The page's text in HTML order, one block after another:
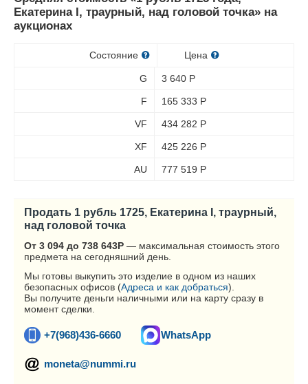
Екатерина I, траурный, над головой точка» на
аукционах
Состояние Цена
G 3 640 Р
F 165 333 Р
VF 434 282 Р
XF 425 226 Р
AU 777 519 Р
Продать 1 рубль 1725, Екатерина I, траурный,
над головой точка
От 3 094 до 738 643Р — максимальная стоимость этого
предмета на сегодняшний день.
Мы готовы выкупить это изделие в одном из наших
безопасных офисов (Адреса и как добраться).
Вы получите деньги наличными или на карту сразу в
момент сделки.
+7(968)436-6660 WhatsApp
moneta@nummi.ru